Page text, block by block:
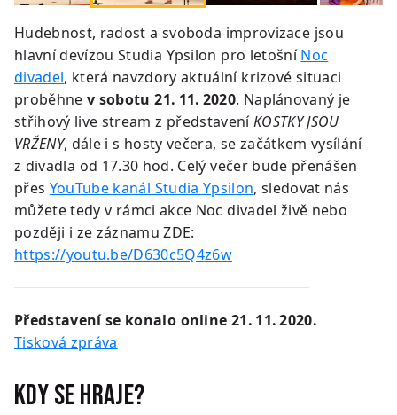
Hudebnost, radost a svoboda improvizace jsou
hlavní devízou Studia Ypsilon pro letošníNoc
divadel, která navzdory aktuální krizové situaci
proběhnev sobotu 21. 11. 2020. Naplánovaný je
střihový live stream z představeníKOSTKY JSOU
VRŽENY, dále i s hosty večera, se začátkem vysílání
z divadla od 17.30 hod. Celý večer bude přenášen
přes YouTube kanál Studia Ypsilon, sledovat nás
můžete tedy v rámci akce Noc divadel živě nebo
později i ze záznamu ZDE:
https://youtu.be/D630c5Q4z6w
Představení se konalo online 21. 11. 2020.
Tisková zpráva
Kdy se hraje?